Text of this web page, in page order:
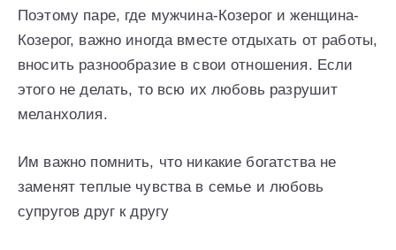
Поэтому паре, где мужчина-Козерог и женщина-
Козерог, важно иногда вместе отдыхать от работы,
вносить разнообразие в свои отношения. Если
этого не делать, то всю их любовь разрушит
меланхолия.
Им важно помнить, что никакие богатства не
заменят теплые чувства в семье и любовь
супругов друг к другу